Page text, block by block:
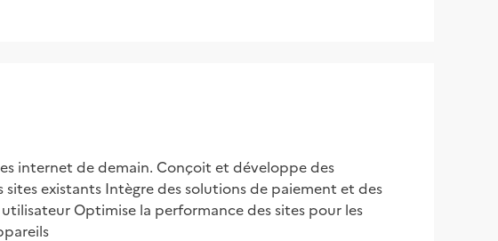
internet de demain. Conçoit et développe des
existants Intègre des solutions de paiement et des
Optimise la performance des sites pour les